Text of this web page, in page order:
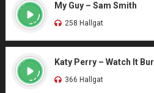
My Guy – Sam Smith
258 Hallgat
Katy Perry – Watch It Bur
366 Hallgat